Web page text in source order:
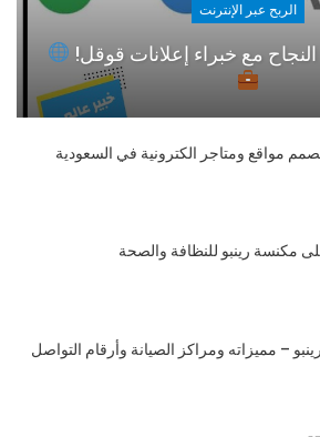
الربح عبر الإنترنت
مع خبراء إعلانات قوقل!
مواقع ومتاجر الكترونية في السعودية
مكنسة رينبو للنظافة والصحة
– مميزاته ومراكز الصيانة وأرقام التواصل